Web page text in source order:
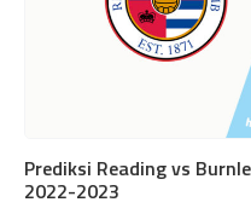
Prediksi Reading vs
2022-2023